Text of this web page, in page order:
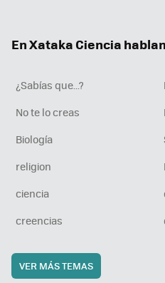
En Xataka Ciencia
¿Sabías que...?
No te lo creas
Biología
religion
ciencia
creencias
VER MÁS TEMAS